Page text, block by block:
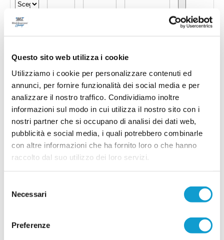
Questo sito web utilizza i cookie
Utilizziamo i cookie per personalizzare contenuti ed
annunci, per fornire funzionalità dei social media e per
analizzare il nostro traffico. Condividiamo inoltre
informazioni sul modo in cui utilizza il nostro sito con i
nostri partner che si occupano di analisi dei dati web,
pubblicità e social media, i quali potrebbero combinarle
con altre informazioni che ha fornito loro o che hanno
raccolto dal suo utilizzo dei loro servizi.
delNecessari
Preferenze
Invia !